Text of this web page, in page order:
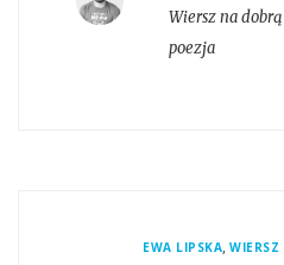
Wiersz na
poezja
EWA LIPSKA,